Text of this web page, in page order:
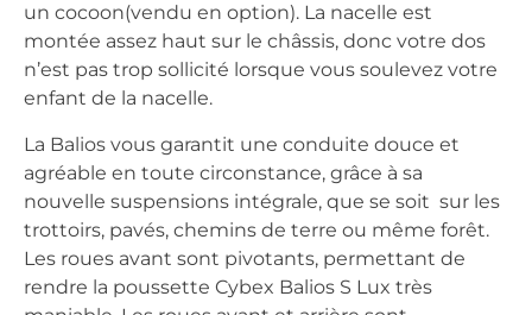
un cocoon(vendu en option). La nacelle est
montée assez haut sur le châssis, donc votre dos
n’est pas trop sollicité lorsque vous soulevez votre
enfant de la nacelle.
La Balios vous garantit une conduite douce et
agréable en toute circonstance, grâce à sa
nouvelle suspensions intégrale, que se soit sur les
trottoirs, pavés, chemins de terre ou même forêt.
Les roues avant sont pivotants, permettant de
rendre la poussette Cybex Balios S Lux très